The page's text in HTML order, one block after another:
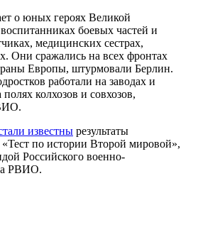
о юных героях Великой
боевых частей и
медицинских сестрах,
Они сражались на всех фронтах
Европы, штурмовали Берлин.
работали на заводах и
колхозов и совхозов,
известны результаты
по истории Второй мировой»,
Российского военно-
РВИО.